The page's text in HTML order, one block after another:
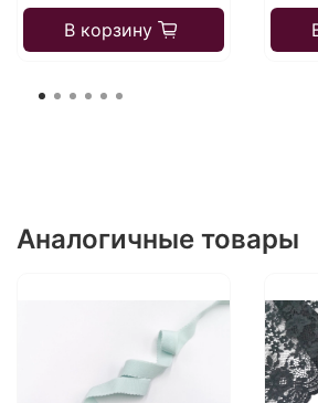
В корзину
Аналогичные товары